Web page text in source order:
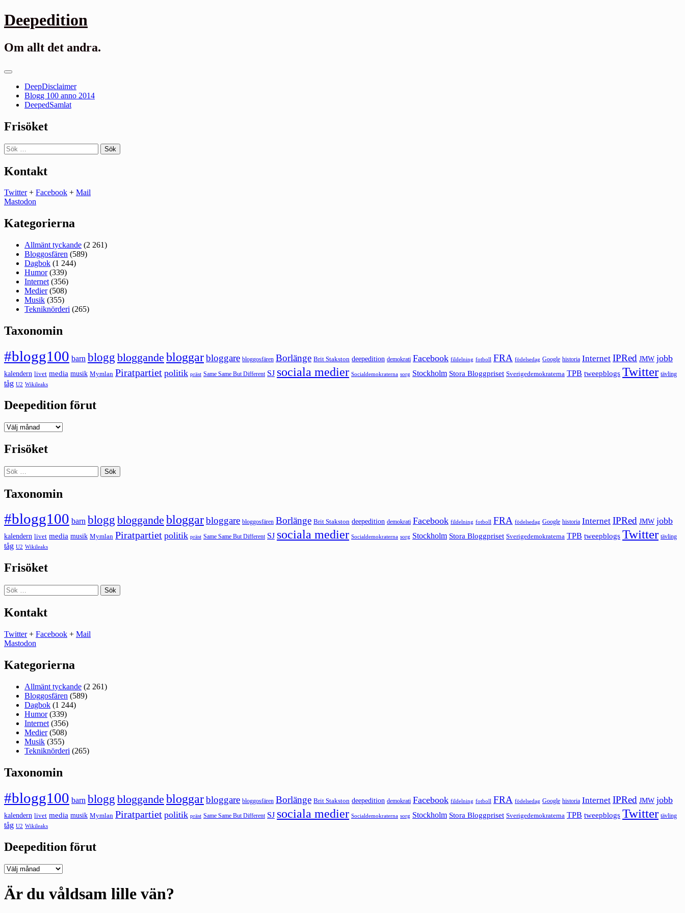
Gå
till
Deepedition
Om allt det andra.
Primär
DeepDisclaimer
Blogg 100 anno 2014
DeepedSamlat
Frisöket
Sök
efter:
Kontakt
Twitter+ Facebook + Mail
Mastodon
Kategorierna
Allmänt tyckande (2 261)
Bloggosfären (589)
Dagbok (1 244)
Humor(339)
Internet (356)
Medier(508)
Musik (355)
Tekniknörderi (265)
Taxonomin
#blogg100 barn blogg bloggande bloggarbloggare bloggosfären Borlänge Brit Stakston deepedition demokrati Facebook fildelning fotboll FRA födelsedag Google historia Internet IPRed JMW jobb
kalendern livet media musik Mymlan Piratpartiet politik präst Same Same But Different SJ sociala medier Socialdemokraterna sorg Stockholm Stora Bloggpriset Sverigedemokraterna TPB tweepblogs Twitter tävling
tåg U2 Wikileaks
Deepedition förut
Deepedition
Frisöket
Sök
efter:
Taxonomin
#blogg100 barn blogg bloggande bloggarbloggare bloggosfären Borlänge Brit Stakston deepedition demokrati Facebook fildelning fotboll FRA födelsedag Google historia Internet IPRed JMW jobb
kalendern livet media musik Mymlan Piratpartiet politik präst Same Same But Different SJ sociala medier Socialdemokraterna sorg Stockholm Stora Bloggpriset Sverigedemokraterna TPB tweepblogs Twitter tävling
tåg U2 Wikileaks
Frisöket
Sök
efter:
Kontakt
Twitter+ Facebook + Mail
Mastodon
Kategorierna
Allmänt tyckande (2 261)
Bloggosfären (589)
Dagbok (1 244)
Humor(339)
Internet (356)
Medier(508)
Musik (355)
Tekniknörderi (265)
Taxonomin
#blogg100 barn blogg bloggande bloggarbloggare bloggosfären Borlänge Brit Stakston deepedition demokrati Facebook fildelning fotboll FRA födelsedag Google historia Internet IPRed JMW jobb
kalendern livet media musik Mymlan Piratpartiet politik präst Same Same But Different SJ sociala medier Socialdemokraterna sorg Stockholm Stora Bloggpriset Sverigedemokraterna TPB tweepblogs Twitter tävling
tåg U2 Wikileaks
Deepedition förut
Deepedition
Är du våldsam lille vän?